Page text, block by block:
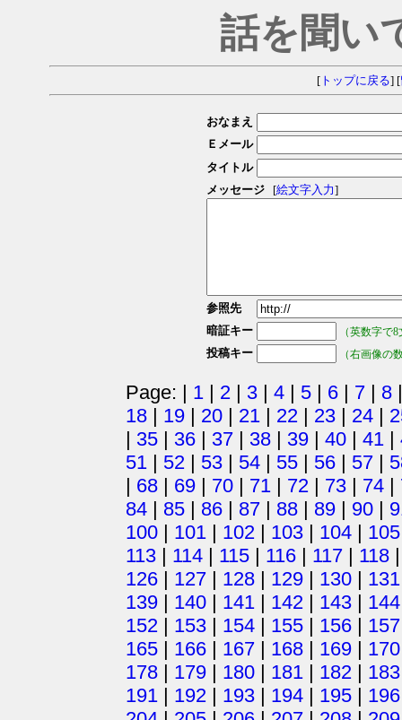
話を聞い
[トップに戻る] [
おなまえ
Ｅメール
タイトル
メッセージ
[絵文字入力]
参照先
暗証キー
（英数字で
投稿キー （右画像の
Page: | 1 | 2 | 3 | 4 | 5 | 6 | 7 | 8
18 | 19 | 20 | 21 | 22 | 23 | 24 |
| 35 | 36 | 37 | 38 | 39 | 40 | 41 |
51 | 52 | 53 | 54 | 55 | 56 | 57 |
| 68 | 69 | 70 | 71 | 72 | 73 | 74 |
84 | 85 | 86 | 87 | 88 | 89 | 90 |
100 | 101 | 102 | 103 | 104 | 105
113 | 114 | 115 | 116 | 117 | 118
126 | 127 | 128 | 129 | 130 | 131
139 | 140 | 141 | 142 | 143 | 144
152 | 153 | 154 | 155 | 156 | 157
165 | 166 | 167 | 168 | 169 | 170
178 | 179 | 180 | 181 | 182 | 183
191 | 192 | 193 | 194 | 195 | 196